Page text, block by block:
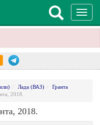
Лада (ВАЗ)
Гранта
2018.
2018.